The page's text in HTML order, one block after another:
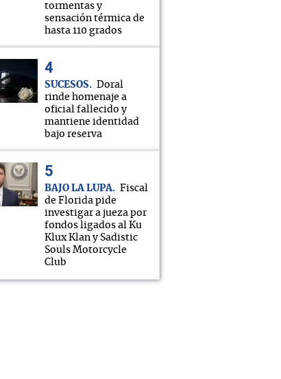
tormentas y
sensación térmica de
hasta 110 grados
SUCESOS
Doral
rinde homenaje a
oficial fallecido y
mantiene identidad
bajo reserva
BAJO LA LUPA
Fiscal
de Florida pide
investigar a jueza por
fondos ligados al Ku
Klux Klan y Sadistic
Souls Motorcycle
Club